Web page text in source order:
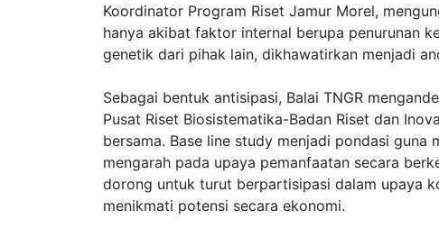
Koordinator Program Riset Jamur Morel,
hanya akibat faktor internal berupa penurunan
genetik dari pihak lain, dikhawatirkan menjadi
Sebagai bentuk antisipasi, Balai TNGR
Pusat Riset Biosistematika-Badan Riset dan
bersama. Base line study menjadi pondasi guna
mengarah pada upaya pemanfaatan secara
dorong untuk turut berpartisipasi dalam upaya
menikmati potensi secara ekonomi.